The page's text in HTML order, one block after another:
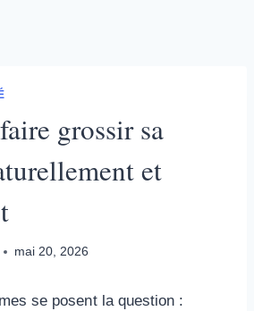
grossir sa
et
mai 20, 2026
se posent la question :